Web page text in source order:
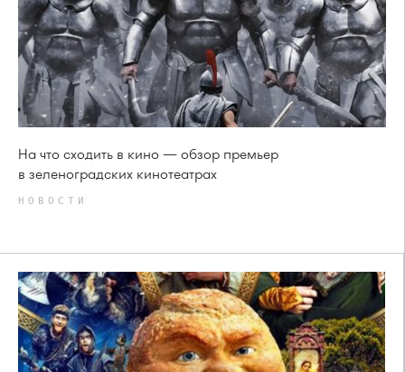
На что сходить в кино — обзор премьер
в зеленоградских кинотеатрах
НОВОСТИ